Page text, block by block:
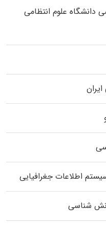
ﻋﻠﻮم انتظامی
اطلاعات جغرافیایی
شناسی